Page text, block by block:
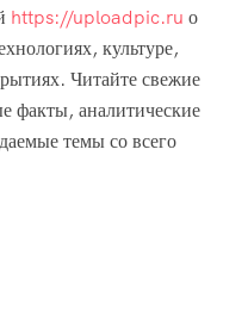
https://uploadpic.ru о
культуре,
Читайте свежие
факты, аналитические
темы со всего